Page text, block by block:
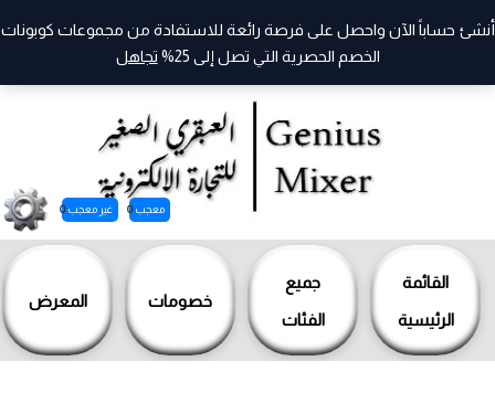
القائمة
الرئيسية
جميع
الفئات
خصومات المعرض
معجب 0 غير معجب 0
أنشئ حساباً الآن واحصل على فرصة رائعة للاستفادة من مجموعات كوبونات
الخصم الحصرية التي تصل إلى 25%
تجاهل
تخطي